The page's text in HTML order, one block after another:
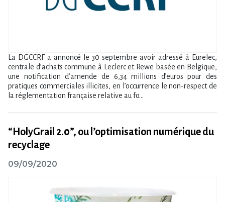
La DGCCRF a annoncé le 30 septembre avoir adressé à Eurelec,
centrale d’achats commune à Leclerc et Rewe basée en Belgique,
une notification d’amende de 6,34 millions d’euros pour des
pratiques commerciales illicites, en l’occurrence le non-respect de
la réglementation française relative au fo...
“HolyGrail 2.0”, ou l’optimisation numérique du
recyclage
09/09/2020